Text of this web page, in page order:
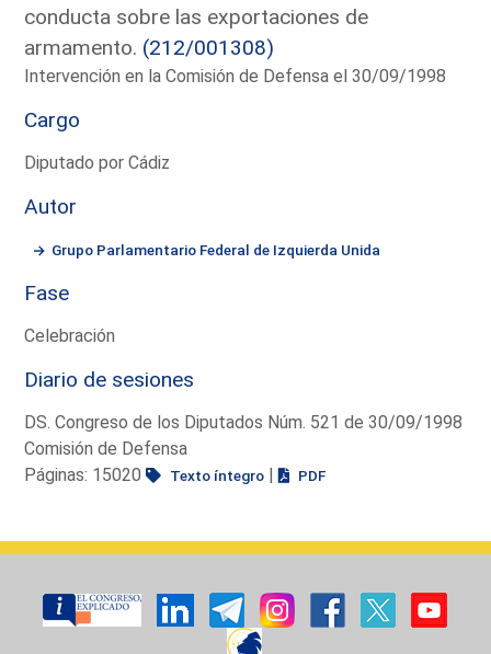
conducta sobre las exportaciones de
armamento. (212/001308)
Intervención en la Comisión de Defensa el 30/09/1998
Cargo
Diputado por Cádiz
Autor
Grupo Parlamentario Federal de Izquierda Unida
Fase
Celebración
Diario de sesiones
DS. Congreso de los Diputados Núm. 521 de 30/09/1998
Comisión de Defensa
Páginas: 15020
Texto íntegro | PDF